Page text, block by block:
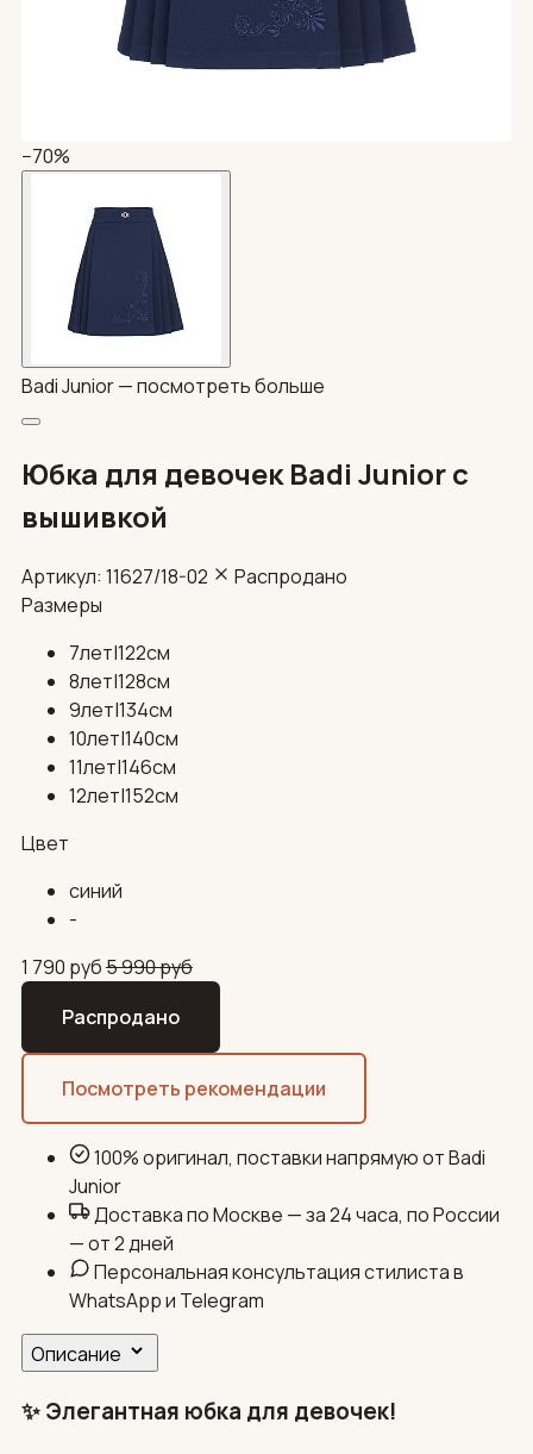
−70%
Badi Junior —посмотреть больше
Юбка для девочек Badi Junior с
вышивкой
Артикул: 11627/18-02
Распродано
Размеры
7лет|122см
8лет|128см
9лет|134см
10лет|140см
11лет|146см
12лет|152см
Цвет
синий
-
1 790 руб5 990руб
Распродано
Посмотреть рекомендации
100% оригинал, поставки напрямую от Badi
Junior
Доставка по Москве — за 24 часа, по России
— от 2 дней
Персональная консультация стилиста в
WhatsApp и Telegram
Описание
✨ Элегантная юбка для девочек!